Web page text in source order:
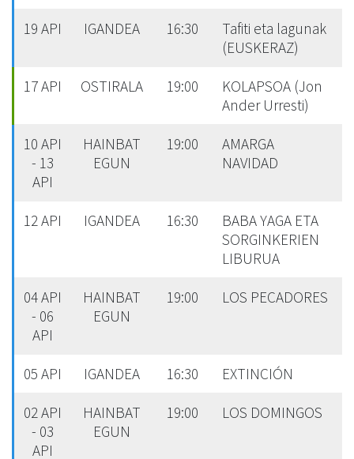
19 API IGANDEA 16:30
Tafiti eta lagunak
(EUSKERAZ)
17 API OSTIRALA 19:00
KOLAPSOA (Jon
Ander Urresti)
10 API
- 13
API
HAINBAT
EGUN
19:00
AMARGA
NAVIDAD
12 API IGANDEA 16:30
BABA YAGA ETA
SORGINKERIEN
LIBURUA
04 API
- 06
API
HAINBAT
EGUN
19:00 LOS PECADORES
05 API IGANDEA 16:30 EXTINCIÓN
02 API
- 03
API
HAINBAT
EGUN
19:00 LOS DOMINGOS